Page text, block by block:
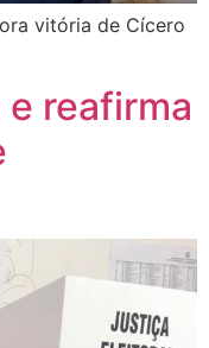
vitória de Cícero
reafirma